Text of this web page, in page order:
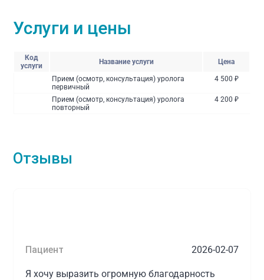
Услуги и цены
Код
услуги
Название услуги Цена
Прием (осмотр, консультация) уролога
первичный
4 500 ₽
Прием (осмотр, консультация) уролога
повторный
4 200 ₽
Отзывы
Пациент 2026-02-07
Я хочу выразить огромную благодарность